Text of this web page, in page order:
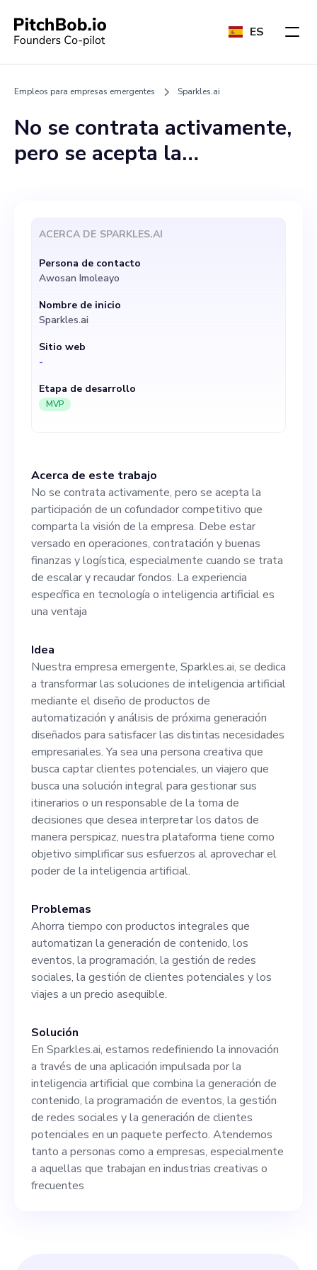
ES
Empleos para empresas emergentes Sparkles.ai
No se contrata activamente,
pero se acepta la
comparta la visión de la
empresa. Debe estar versado
en operaciones, contratación
y buenas finanzas y logística,
especialmente cuando se
trata de escalar y recaudar
fondos. La experiencia
específica en tecnología o
Acerca de este trabajo
No se contrata activamente, pero se acepta la
participación de un cofundador competitivo que
comparta la visión de la empresa. Debe estar
versado en operaciones, contratación y buenas
finanzas y logística, especialmente cuando se trata
de escalar y recaudar fondos. La experiencia
específica en tecnología o inteligencia artificial es
una ventaja
Idea
Nuestra empresa emergente, Sparkles.ai, se dedica
a transformar las soluciones de inteligencia artificial
mediante el diseño de productos de
automatización y análisis de próxima generación
diseñados para satisfacer las distintas necesidades
empresariales. Ya sea una persona creativa que
busca captar clientes potenciales, un viajero que
busca una solución integral para gestionar sus
itinerarios o un responsable de la toma de
decisiones que desea interpretar los datos de
manera perspicaz, nuestra plataforma tiene como
objetivo simplificar sus esfuerzos al aprovechar el
poder de la inteligencia artificial.
Problemas
Ahorra tiempo con productos integrales que
automatizan la generación de contenido, los
eventos, la programación, la gestión de redes
sociales, la gestión de clientes potenciales y los
viajes a un precio asequible.
Solución
En Sparkles.ai, estamos redefiniendo la innovación
a través de una aplicación impulsada por la
inteligencia artificial que combina la generación de
contenido, la programación de eventos, la gestión
de redes sociales y la generación de clientes
potenciales en un paquete perfecto. Atendemos
tanto a personas como a empresas, especialmente
a aquellas que trabajan en industrias creativas o
frecuentes
ACERCA DE SPARKLES.AI
Persona de contacto
Awosan Imoleayo
Nombre de inicio
Sparkles.ai
Sitio web
-
Etapa de desarrollo
MVP